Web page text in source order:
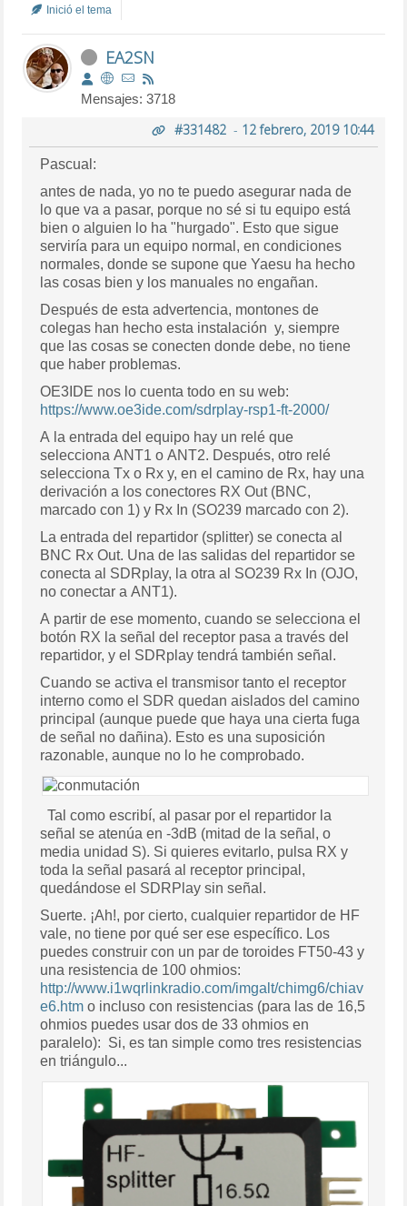
Inició el tema
EA2SN
Mensajes: 3718
#331482- 12 febrero, 2019 10:44
Pascual:
antes de nada, yo no te puedo asegurar nada de
lo que va a pasar, porque no sé si tu equipo está
bien o alguien lo ha "hurgado". Esto que sigue
serviría para un equipo normal, en condiciones
normales, donde se supone que Yaesu ha hecho
las cosas bien y los manuales no engañan.
Después de esta advertencia, montones de
colegas han hecho esta instalación y, siempre
que las cosas se conecten donde debe, no tiene
que haber problemas.
OE3IDE nos lo cuenta todo en su web:
https://www.oe3ide.com/sdrplay-rsp1-ft-2000/
A la entrada del equipo hay un relé que
selecciona ANT1 o ANT2. Después, otro relé
selecciona Tx o Rx y, en el camino de Rx, hay una
derivación a los conectores RX Out (BNC,
marcado con 1) y Rx In (SO239 marcado con 2).
La entrada del repartidor (splitter) se conecta al
BNC Rx Out. Una de las salidas del repartidor se
conecta al SDRplay, la otra al SO239 Rx In (OJO,
no conectar a ANT1).
A partir de ese momento, cuando se selecciona el
botón RX la señal del receptor pasa a través del
repartidor, y el SDRplay tendrá también señal.
Cuando se activa el transmisor tanto el receptor
interno como el SDR quedan aislados del camino
principal (aunque puede que haya una cierta fuga
de señal no dañina). Esto es una suposición
razonable, aunque no lo he comprobado.
Tal como escribí, al pasar por el repartidor la
señal se atenúa en -3dB (mitad de la señal, o
media unidad S). Si quieres evitarlo, pulsa RX y
toda la señal pasará al receptor principal,
quedándose el SDRPlay sin señal.
Suerte. ¡Ah!, por cierto, cualquier repartidor de HF
vale, no tiene por qué ser ese específico. Los
puedes construir con un par de toroides FT50-43 y
una resistencia de 100 ohmios:
http://www.i1wqrlinkradio.com/imgalt/chimg6/chiav
e6.htm o incluso con resistencias (para las de 16,5
ohmios puedes usar dos de 33 ohmios en
paralelo): Si, es tan simple como tres resistencias
en triángulo...